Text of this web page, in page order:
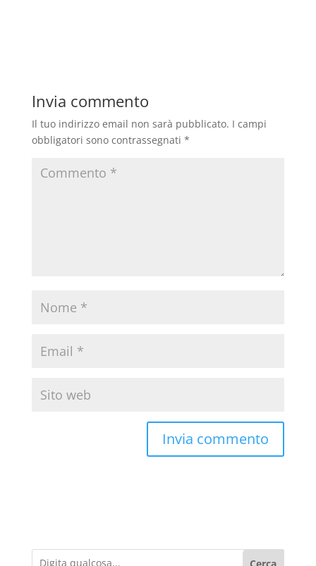
Invia commento
Il tuo indirizzo email non sarà pubblicato. I campi
obbligatori sono contrassegnati *